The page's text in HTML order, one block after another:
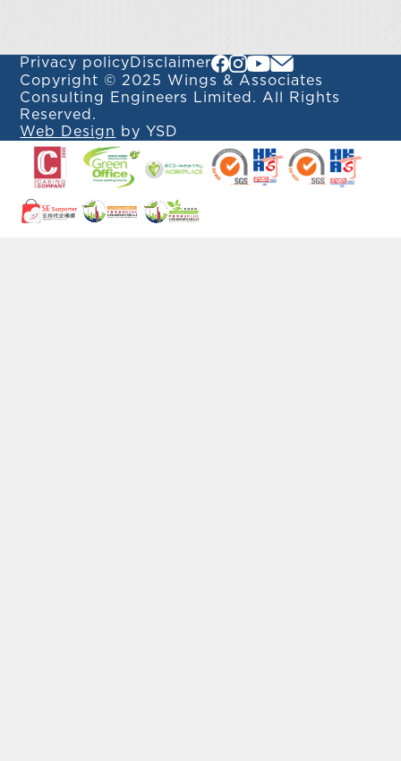
Privacy policy Disclaimer
Copyright © 2025 Wings & Associates
Consulting Engineers Limited. All Rights
Reserved.
Web Design
by YSD